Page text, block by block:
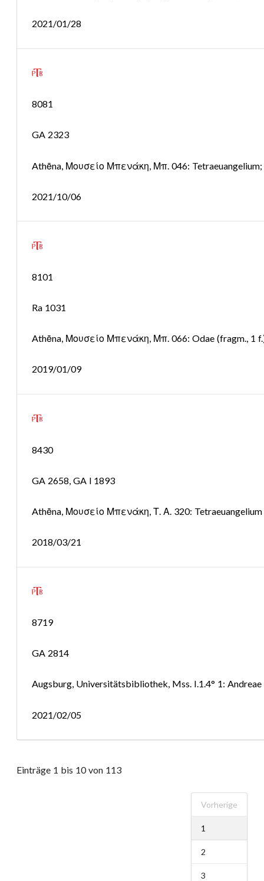
2021/01/28
8081
GA 2323
Athēna, Μουσείο Μπενάκη, Μπ. 046: Tetraeuangelium;
2021/10/06
8101
Ra 1031
Athēna, Μουσείο Μπενάκη, Μπ. 066: Odae (fragm., 1
2019/01/09
8430
GA 2658, GA l 1893
Athēna, Μουσείο Μπενάκη, Τ. Α. 320: Tetraeuangelium
2018/03/21
8719
GA 2814
Augsburg, Universitätsbibliothek, Mss. I.1.4° 1:
2021/02/05
Einträge 1 bis 10 von 113
Vorherige
1
2
3